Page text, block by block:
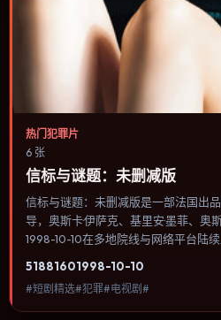
热门犯罪片
6 张
信标与谜题：未删减版
信标与谜题：未删减版是一部法国出
导，奥斯卡·伊萨克、基里安·墨菲、奥
1998-10-10在多地院线与网络平台陆
与情节推进，节奏与视听语言统一，
选择。
51881601998-10-10
#短剧精选#犯罪#电视剧#